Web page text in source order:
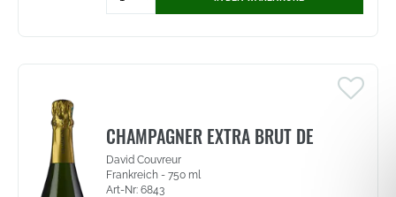
for
David
Blanc
de
Blancs
Millésime
CHAMPAGNER EXTRA BRUT DE
David Couvreur
Frankreich - 750 ml
Art-Nr: 6843